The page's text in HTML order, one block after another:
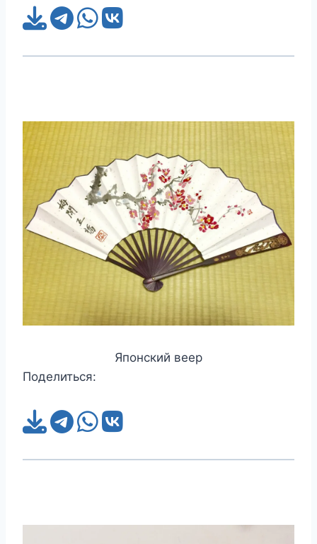
Японский веер
Поделиться: